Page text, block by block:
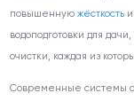
повышеннуюжёсткость
водоподготовки для
очистки, каждая из
Современные системы